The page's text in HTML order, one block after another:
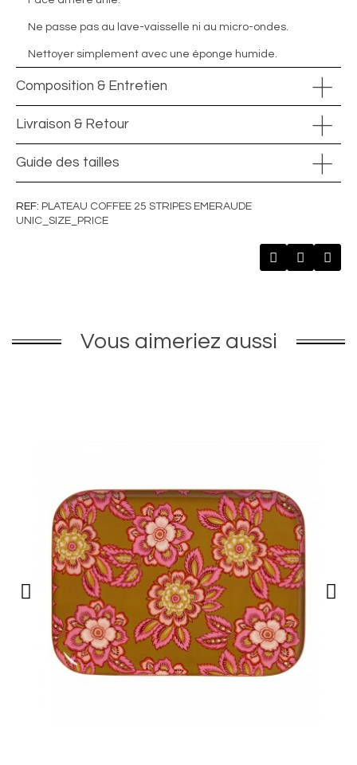
Ne passe pas au lave-vaisselle ni au micro-ondes.
Nettoyer simplement avec une éponge humide.
Composition & Entretien
Livraison & Retour
Guide des tailles
REF PLATEAU COFFEE 25 STRIPES EMERAUDE
UNIC_SIZE_PRICE
Vous aimeriez aussi